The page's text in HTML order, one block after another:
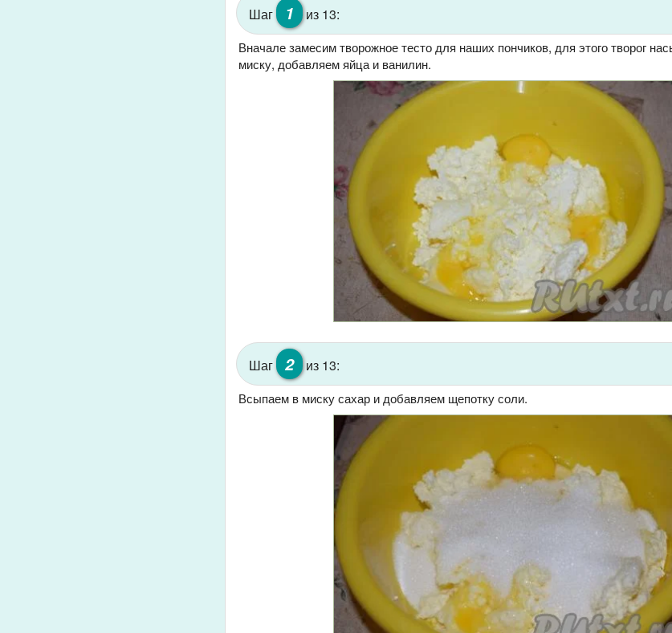
Шаг 1 из 13:
Вначале замесим творожное тесто для наших пончиков, для этого творог
миску, добавляем яйца и ванилин.
Шаг 2 из 13:
Всыпаем в миску сахар и добавляем щепотку соли.